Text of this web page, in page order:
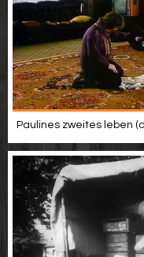
Paulines zweites leben